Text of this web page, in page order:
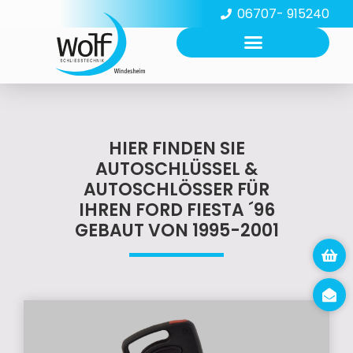
06707- 915240
HIER FINDEN SIE
AUTOSCHLÜSSEL &
AUTOSCHLÖSSER FÜR
IHREN FORD FIESTA ´96
GEBAUT VON 1995-2001